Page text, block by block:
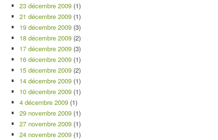
23 décembre 2009 (1)
21 décembre 2009 (1)
19 décembre 2009 (3)
18 décembre 2009 (2)
17 décembre 2009 (3)
16 décembre 2009 (1)
15 décembre 2009 (2)
14 décembre 2009 (1)
10 décembre 2009 (1)
4 décembre 2009 (1)
29 novembre 2009 (1)
27 novembre 2009 (1)
24 novembre 2009 (1)